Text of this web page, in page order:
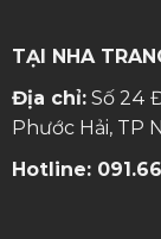
TẠI NHA
Địa chỉ:Số 24
Phước Hải, TP
Hotline: